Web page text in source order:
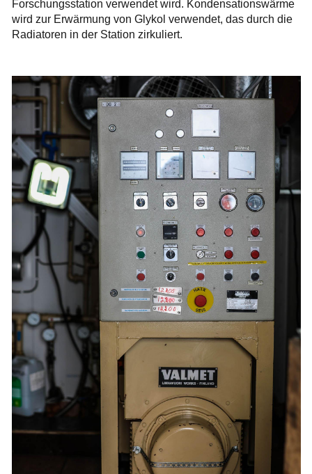
Forschungsstation verwendet wird. Kondensationswärme
wird zur Erwärmung von Glykol verwendet, das durch die
Radiatoren in der Station zirkuliert.